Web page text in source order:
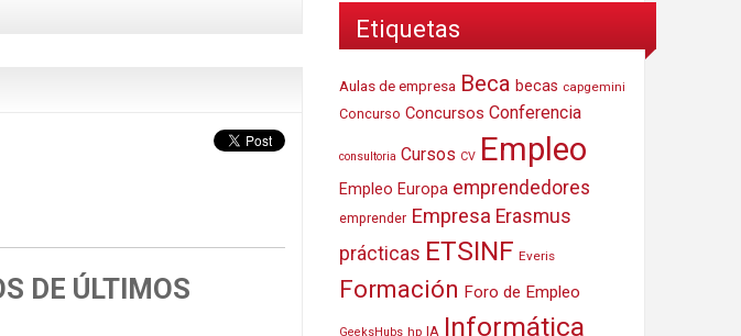
DE ÚLTIMOS
Etiquetas
Aulas de empresa Beca becas capgemini
Concurso Concursos Conferencia
consultoria Cursos CV Empleo
Empleo Europa emprendedores
emprender Empresa Erasmus
prácticas ETSINF Everis
Formación Foro de Empleo
GeeksHubs hp IA Informática